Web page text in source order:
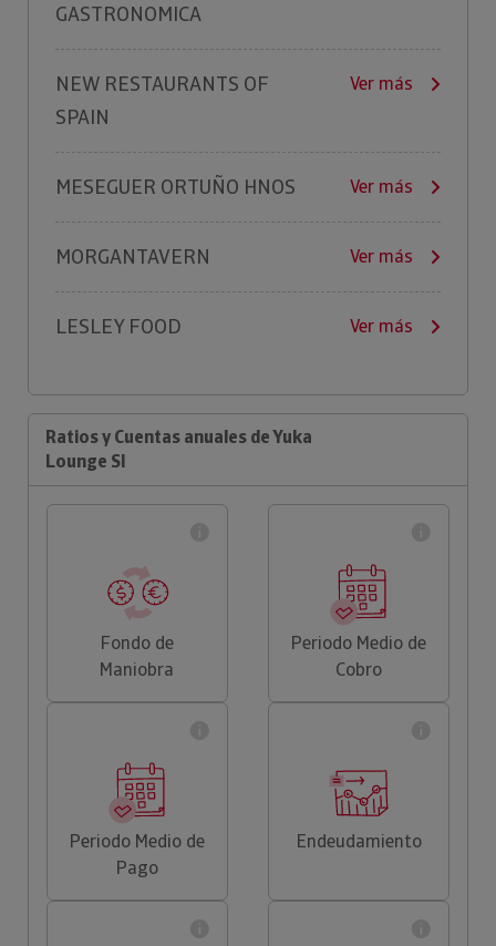
GASTRONOMICA
NEW RESTAURANTS OF
SPAIN
Ver más
MESEGUER ORTUÑO HNOS Ver más
MORGANTAVERN Ver más
LESLEY FOOD Ver más
Ratios y Cuentas anuales de Yuka
Lounge Sl
Fondo de
Maniobra
Periodo Medio de
Cobro
Periodo Medio de
Pago
Endeudamiento